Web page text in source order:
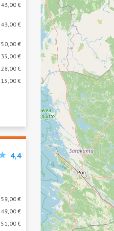
43,00 €
43,00 €
50,00 €
35,00 €
28,00 €
15,00 €
4,4
59,00 €
49,00 €
51,00 €